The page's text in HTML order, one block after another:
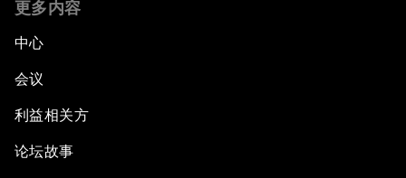
更多内容
中心
会议
利益相关方
论坛故事